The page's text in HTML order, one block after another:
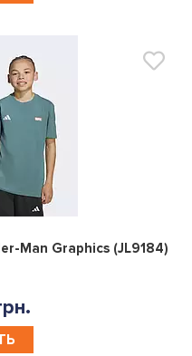
0
Man Graphics (JL9184)